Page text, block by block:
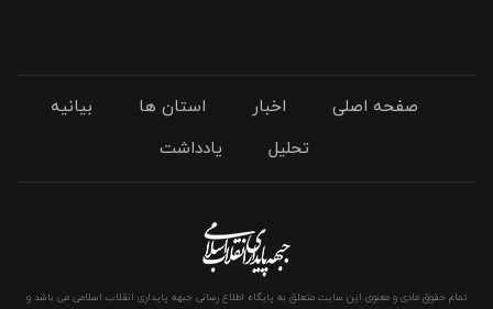
صفحه اصلی اخبار استان ها
بیانیه
تحلیل
یادداشت
تمام حقوق مادی و معنوی این سایت متعلق به پایگاه اطلاع رسانی جبهه پایداری انقلاب اسلامی می باشد و